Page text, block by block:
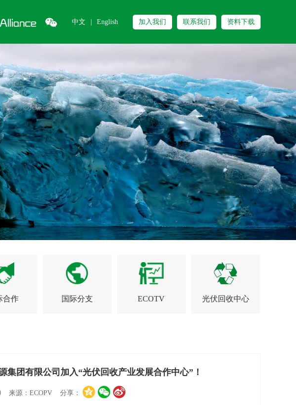
中文 English 资料下载
联系我们
加入我们
合作 国际分支 ECOTV 光伏回收中心
集团有限公司加入“光伏回收产业发展合作中心”！
来源：ECOPV 分享：